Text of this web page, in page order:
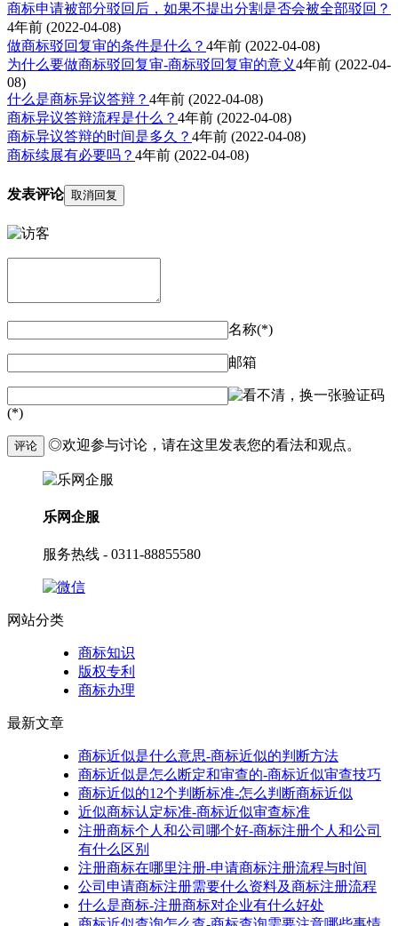
商标申请被部分驳回后，如果不提出分割是否会被全部驳回？
4年前 (2022-04-08)
做商标驳回复审的条件是什么？ 4年前 (2022-04-08)
为什么要做商标驳回复审-商标驳回复审的意义4年前 (2022-04-
08)
什么是商标异议答辩？ 4年前 (2022-04-08)
商标异议答辩流程是什么？ 4年前 (2022-04-08)
商标异议答辩的时间是多久？ 4年前 (2022-04-08)
商标续展有必要吗？ 4年前 (2022-04-08)
发表评论 取消回复
名称(*)
邮箱
验证码
(*)
评论 ◎欢迎参与讨论，请在这里发表您的看法和观点。
乐网企服
服务热线 - 0311-88855580
网站分类
商标知识
版权专利
商标办理
最新文章
商标近似是什么意思-商标近似的判断方法
商标近似是怎么断定和审查的-商标近似审查技巧
商标近似的12个判断标准-怎么判断商标近似
近似商标认定标准-商标近似审查标准
注册商标个人和公司哪个好-商标注册个人和公司
有什么区别
注册商标在哪里注册-申请商标注册流程与时间
公司申请商标注册需要什么资料及商标注册流程
什么是商标-注册商标对企业有什么好处